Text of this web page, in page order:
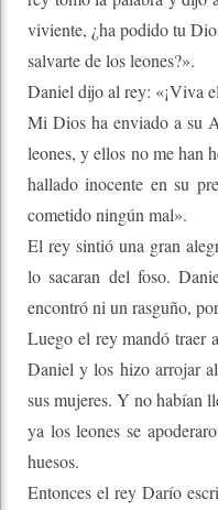
viviente, ¿ha podido tu
salvarte de los leones?».
Daniel dijo al rey: «¡Viva
Mi Dios ha enviado a su
leones, y ellos no me han
hallado inocente en su
cometido ningún mal».
El rey sintió una gran
lo sacaran del foso.
encontró ni un rasguño,
Luego el rey mandó traer
Daniel y los hizo arrojar
sus mujeres. Y no habían
ya los leones se
huesos.
Entonces el rey Darío